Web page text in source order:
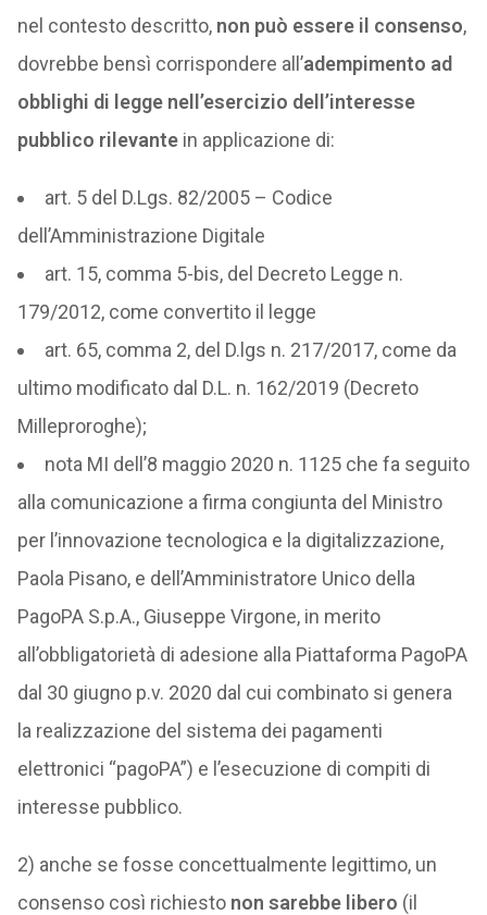
nel contesto descritto, non può essere il consenso,
dovrebbe bensì corrispondere all’adempimento ad
obblighi di legge nell’esercizio dell’interesse
pubblico rilevantein applicazione di:
art. 5 del D.Lgs. 82/2005 – Codice
dell’Amministrazione Digitale
art. 15, comma 5-bis, del Decreto Legge n.
179/2012, come convertito il legge
art. 65, comma 2, del D.lgs n. 217/2017, come da
ultimo modificato dal D.L. n. 162/2019 (Decreto
Milleproroghe);
nota MI dell’8 maggio 2020 n. 1125 che fa seguito
alla comunicazione a firma congiunta del Ministro
per l’innovazione tecnologica e la digitalizzazione,
Paola Pisano, e dell’Amministratore Unico della
PagoPA S.p.A., Giuseppe Virgone, in merito
all’obbligatorietà di adesione alla Piattaforma PagoPA
dal 30 giugno p.v. 2020 dal cui combinato si genera
la realizzazione del sistema dei pagamenti
elettronici “pagoPA”) e l’esecuzione di compiti di
interesse pubblico.
2) anche se fosse concettualmente legittimo, un
consenso così richiesto non sarebbe libero (il